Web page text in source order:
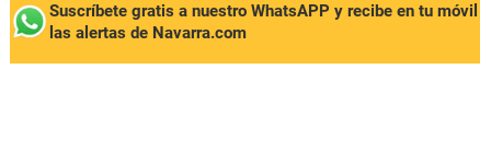
Suscríbete gratis a nuestro WhatsAPP y recibe en tu móvil
las alertas de Navarra.com